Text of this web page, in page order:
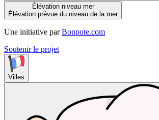
Élévation niveau mer
Élévation prévue du niveau de la mer
Une initiative par Bonpote.com
Soutenir le projet
Villes